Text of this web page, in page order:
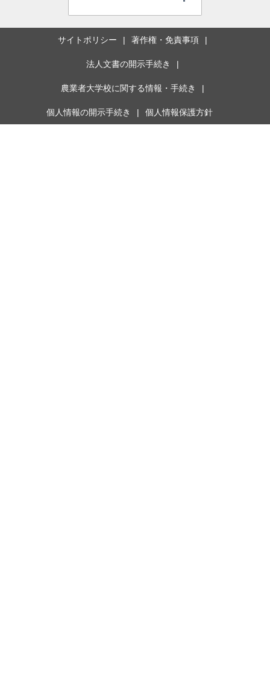
サイトポリシー 著作権・免責事項
法人文書の開示手続き
農業者大学校に関する情報・手続き
個人情報の開示手続き 個人情報保護方針